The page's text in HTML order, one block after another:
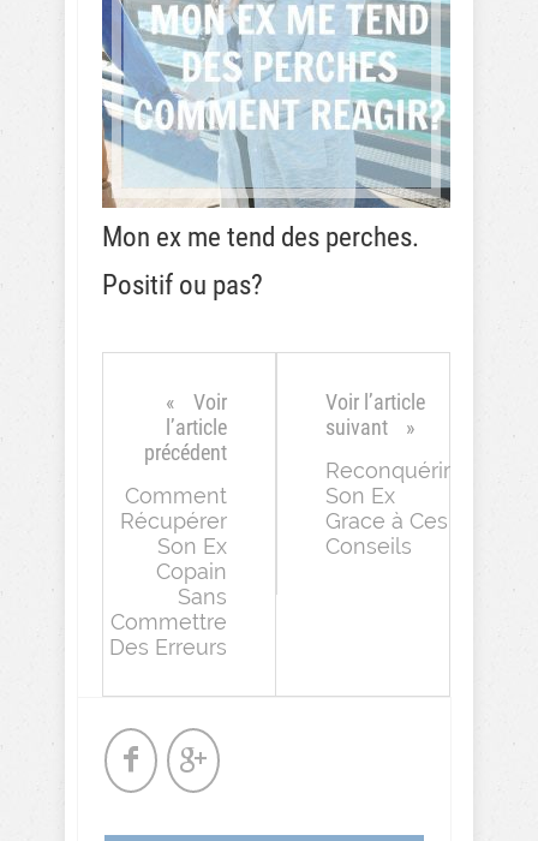
Mon ex me tend des perches.
Positif ou pas?
Voir
l’article
précédent
Comment
Récupérer
Son Ex
Copain
Sans
Commettre
Des Erreurs
Voir l’article
suivant
Reconquérir
Son Ex
Grace à Ces
Conseils